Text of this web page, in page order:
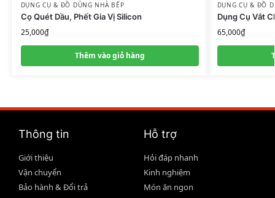
DỤNG CỤ & ĐỒ DÙNG NHÀ BẾP
Cọ Quét Dầu, Phết Gia Vị Silicon
25,000₫
Thêm vào giỏ hàng
DỤNG CỤ & ĐỒ
Dụng Cụ Vắt
65,000₫
Thông tin
Giới thiệu
Vận chuyển
Bảo hành & Đổi trả
Hỗ trợ
Hỏi đáp nhanh
Kinh nghiệm
Món ăn ngon